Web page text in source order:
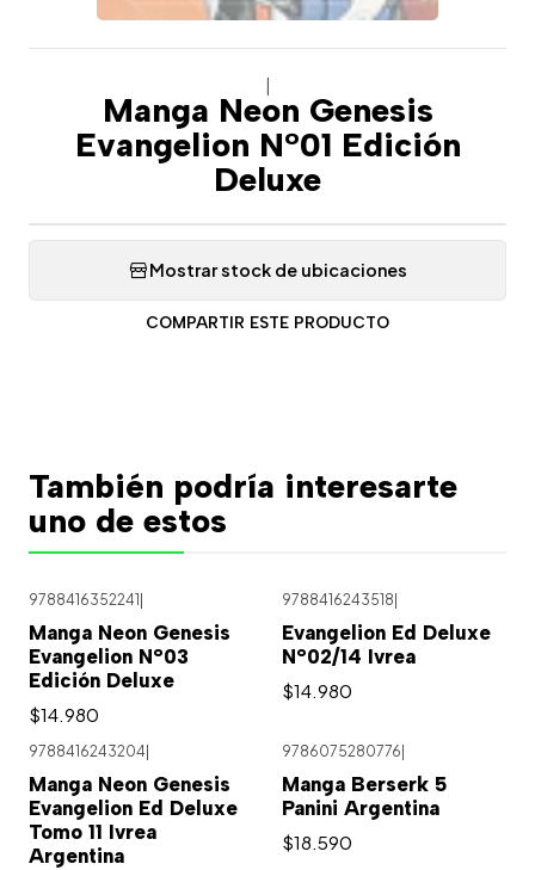
Manga Neon Genesis
Evangelion N°01 Edición
Deluxe
Mostrar stock de ubicaciones
COMPARTIR ESTE PRODUCTO
También podría interesarte
uno de estos
9788416352241|
Manga Neon Genesis
Evangelion N°03
Edición Deluxe
$14.980
9788416243518|
Evangelion Ed Deluxe
N°02/14 Ivrea
$14.980
9788416243204
Manga Neon Genesis
Evangelion Ed Deluxe
Tomo 11 Ivrea
Argentina
9786075280776
Manga Berserk 5
Panini Argentina
$18.590